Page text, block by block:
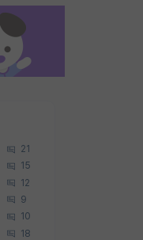
21
15
12
9
10
18